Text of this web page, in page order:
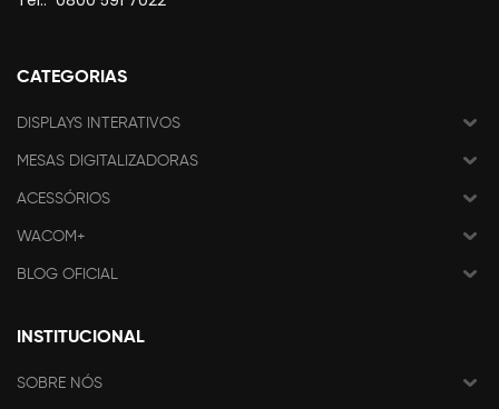
CATEGORIAS
DISPLAYS INTERATIVOS
MESAS DIGITALIZADORAS
ACESSÓRIOS
WACOM+
BLOG OFICIAL
INSTITUCIONAL
SOBRE NÓS